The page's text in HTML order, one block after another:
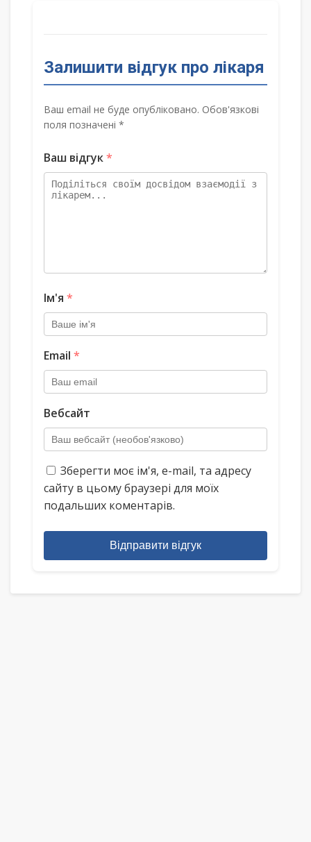
Залишити відгук про лікаря
Ваш email не буде опубліковано. Обов'язкові
поля позначені *
Ваш відгук*
Ім'я *
Email *
Вебсайт
Зберегти моє ім'я, e-mail, та адресу
сайту в цьому браузері для моїх
подальших коментарів.
Відправити відгук